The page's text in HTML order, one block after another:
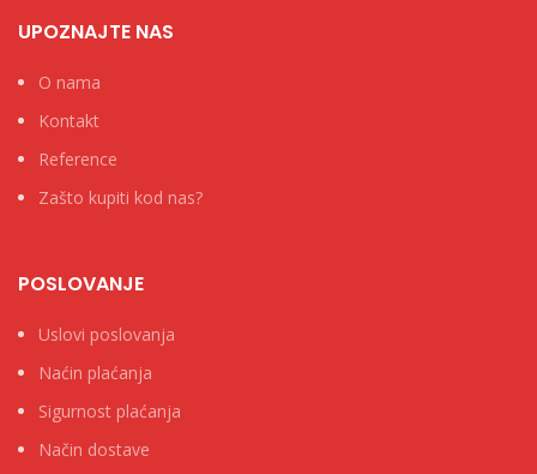
UPOZNAJTE NAS
O nama
Kontakt
Reference
Zašto kupiti kod nas?
POSLOVANJE
Uslovi poslovanja
Naćin plaćanja
Sigurnost plaćanja
Način dostave